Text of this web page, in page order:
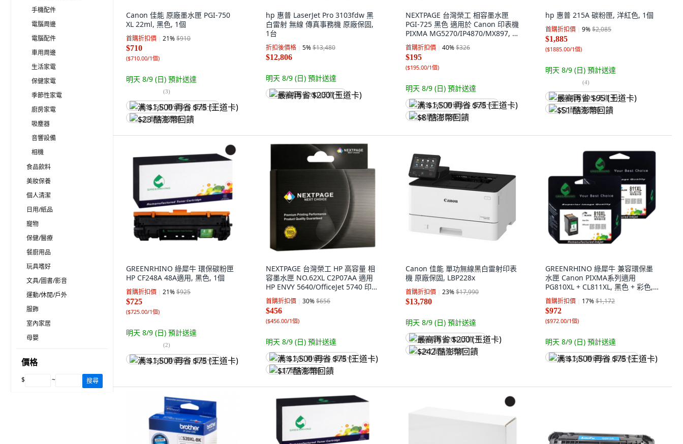
手機配件
電腦周邊
電腦配件
車用周邊
生活家電
保健家電
季節性家電
廚房家電
吸塵器
音響設備
相機
食品飲料
美妝保養
個人清潔
日用/紙品
寵物
保健/醫療
餐廚用品
玩具嗜好
文具/圖書/影音
運動/休閒/戶外
服飾
室內家居
母嬰
價格
$ ~ 搜尋
Canon 佳能 原廠墨水匣 PGI-750
XL 22ml, 黑色, 1個
首購折扣價 21%$910
$710
($710.00/1個)
明天 8/9 (日) 預計送達
(3)
满 $1,500 再省 $75 (王道卡)
$23 酷澎幣回饋
hp 惠普 LaserJet Pro 3103fdw 黑
白雷射 無線 傳真事務機 原廠保固,
1台
折扣後價格 5%$13,480
$12,806
明天 8/9 (日) 預計送達
最高再省 $200 (王道卡)
NEXTPAGE 台灣榮工 相容墨水匣
PGI-725 黑色 適用於 Canon 印表機
PIXMA MG5270/IP4870/MX897, 1
個
首購折扣價 40%$326
$195
($195.00/1個)
明天 8/9 (日) 預計送達
满 $1,500 再省 $75 (王道卡)
$8 酷澎幣回饋
hp 惠普 215A 碳粉匣, 洋紅色, 1個
首購折扣價 9%$2,085
$1,885
($1885.00/1個)
明天 8/9 (日) 預計送達
(4)
最高再省 $95 (王道卡)
$51 酷澎幣回饋
GREENRHINO 綠犀牛 環保碳粉匣
HP CF248A 48A適用, 黑色, 1個
首購折扣價 21%$925
$725
($725.00/1個)
明天 8/9 (日) 預計送達
(2)
满 $1,500 再省 $75 (王道卡)
NEXTPAGE 台灣榮工 HP 高容量 相
容墨水匣 NO.62XL C2P07AA 適用
HP ENVY 5640/OfficeJet 5740 印表
機, 彩色, 1個
首購折扣價 30%$656
$456
($456.00/1個)
明天 8/9 (日) 預計送達
满 $1,500 再省 $75 (王道卡)
$17 酷澎幣回饋
Canon 佳能 單功無線黑白雷射印表
機 原廠保固, LBP228x
首購折扣價 23%$17,990
$13,780
明天 8/9 (日) 預計送達
最高再省 $200 (王道卡)
$242 酷澎幣回饋
GREENRHINO 綠犀牛 兼容環保墨
水匣 Canon PIXMA系列適用
PG810XL + CL811XL, 黑色 + 彩色,
1組
首購折扣價 17%$1,172
$972
($972.00/1個)
明天 8/9 (日) 預計送達
满 $1,500 再省 $75 (王道卡)